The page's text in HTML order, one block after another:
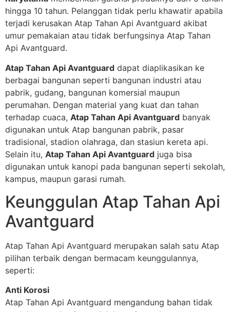
hingga 10 tahun. Pelanggan tidak perlu khawatir apabila
terjadi kerusakan Atap Tahan Api Avantguard akibat
umur pemakaian atau tidak berfungsinya Atap Tahan
Api Avantguard.
Atap Tahan Api Avantguard dapat diaplikasikan ke
berbagai bangunan seperti bangunan industri atau
pabrik, gudang, bangunan komersial maupun
perumahan. Dengan material yang kuat dan tahan
terhadap cuaca, Atap Tahan Api Avantguard banyak
digunakan untuk Atap bangunan pabrik, pasar
tradisional, stadion olahraga, dan stasiun kereta api.
Selain itu, Atap Tahan Api Avantguard juga bisa
digunakan untuk kanopi pada bangunan seperti sekolah,
kampus, maupun garasi rumah.
Keunggulan Atap Tahan Api
Avantguard
Atap Tahan Api Avantguard merupakan salah satu Atap
pilihan terbaik dengan bermacam keunggulannya,
seperti:
Anti Korosi
Atap Tahan Api Avantguard mengandung bahan tidak